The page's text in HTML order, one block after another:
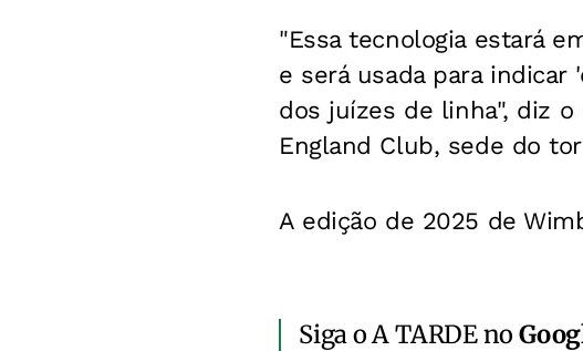
"Essa tecnologia estará
e será usada para
dos juízes de linha", diz
England Club, sede do
A edição de 2025 de
Siga o A TARDE no